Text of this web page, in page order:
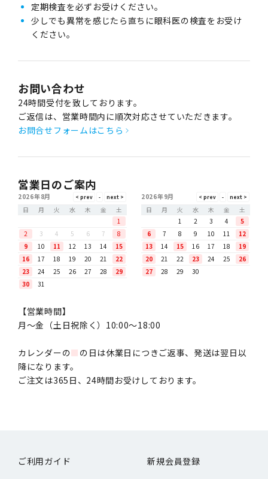
定期検査を必ずお受けください。
少しでも異常を感じたら直ちに眼科医の検査をお受け
ください。
お問い合わせ
24時間受付を致しております。
ご返信は、営業時間内に順次対応させていただきます。
お問合せフォームはこちら
営業日のご案内
2026年8月
日
月 火 水 木 金
土
1
2
3 4 5 6 7
8
9
10 11 12 13 14
15
16
17 18 19 20 21
22
23
24 25 26 27 28
29
30
31
2026年9月
日
月 火 水 木 金
土
1
2 3 4
5
6
7 8 9 10 11
12
13
14 15 16 17 18
19
20
21 22 23 24 25
26
27
28 29 30
【営業時間】
月〜金（土日祝除く）10:00～18:00
カレンダーの■ の日は休業日につきご返事、発送は翌日以
降になります。
ご注文は365日、24時間お受けしております。
ご利用ガイド 新規会員登録